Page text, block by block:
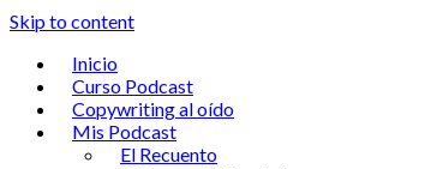
Skip to content
Inicio
Curso Podcast
Copywriting al oído
Mis Podcast
El Recuento